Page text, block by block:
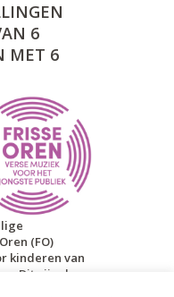
6
MET 6
(FO)
kinderen van
Dit zijn de